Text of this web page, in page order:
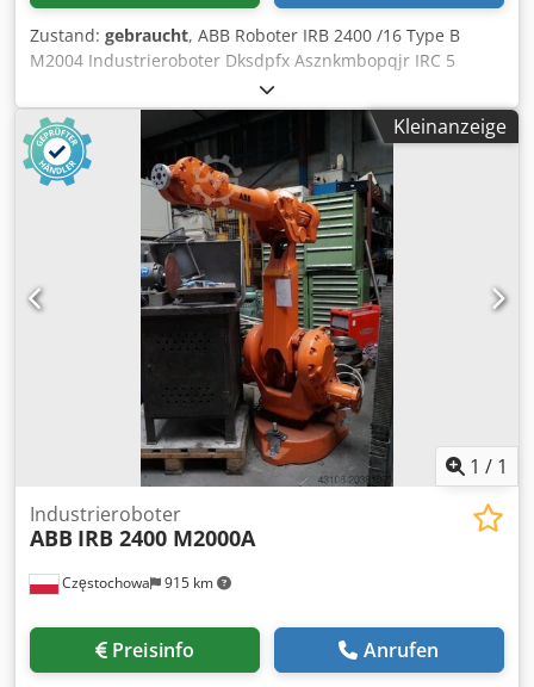
Zustand: gebraucht, ABB Roboter IRB 2400 /16 Type B
M2004 Industrieroboter Dksdpfx Asznkmbopqjr IRC 5
Kleinanzeige
1 / 1
Częstochowa 915 km
Industrieroboter
ABB IRB 2400 M2000A
Preisinfo Anrufen